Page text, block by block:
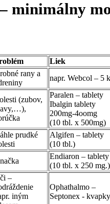
minimálny
Liek
rany a
napr. Webcol – 5
(zubov,
Paralen – tablety
Ibalgin tablety
200mg-4oomg
(10 tbl. x 500mg)
prudké
Algifen – tablety
(10 tbl.)
Endiaron – tablety
(10 tbl. x 250 mg.)
–
iným
Ophathalmo –
Septonex - kvapky